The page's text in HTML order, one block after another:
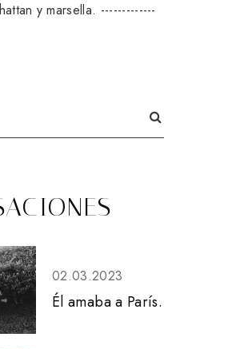
y marsella. -------------
02.03.2023
Él amaba a París.